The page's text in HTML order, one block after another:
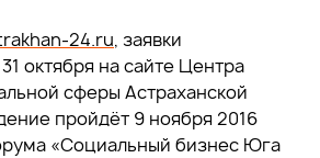
24.ru, заявки
октября на сайте Центра
сферы Астраханской
пройдёт 9 ноября 2016
«Социальный бизнес Юга